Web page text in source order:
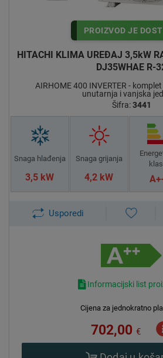
Visokokvalitetni sustav filtracije
klima uređajima osigurava čist i
smanjujući alergene i
Tihi rad:
Optimizirani ventilatori i tehnologije
mono split klima uređajima
mirno i ugodno okruženje bez
Pouzdanost:
Hitachi je poznat po svojoj
uređaji nisu iznimka. Njihova
dugotrajan i pouzdan
Napredne funkcije
Hitachi mono split klima uređaji
prilagodbu postavki temperature,
Primjena Hitachi mono split
Hitachi mono split klima uređaji
primjenama,
Domovi i
Hitachi mono split klima uređaji su
hlađenje pojedinačnih prostorija u
PROIZVOD JE
HITACHI KLIMA UREĐAJ 3,5kW
DJ35WHAE R-
AIRHOME 400 INVERTER -
unutarnja i vanjska
Šifra:3441
Snaga hlađenja
3,5 kW
Snaga grijanja
4,2 kW
Usporedi
Informacijski list
Cijena za jednokratno
702,00 €